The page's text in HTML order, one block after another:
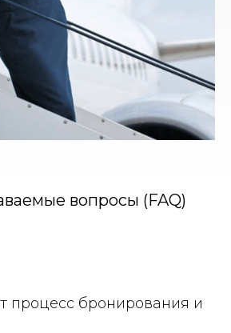
вопросы (FAQ)
процесс бронирования и